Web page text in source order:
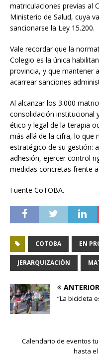
matriculaciones previas al
Ministerio de Salud, cuya
sancionarse la Ley 15.200.
Vale recordar que la
Colegio es la única
provincia, y que mantener
acarrear sanciones
Al alcanzar los 3.000
consolidación institucional
ético y legal de la terapia
más allá de la cifra, lo que
estratégico de su gestión:
adhesión, ejercer control
medidas concretas frente
Fuente CoTOBA.
COTOBA EN
JERARQUIZACIÓN
ANTERIOR
“La bicicleta
Calendario de eventos
hasta el